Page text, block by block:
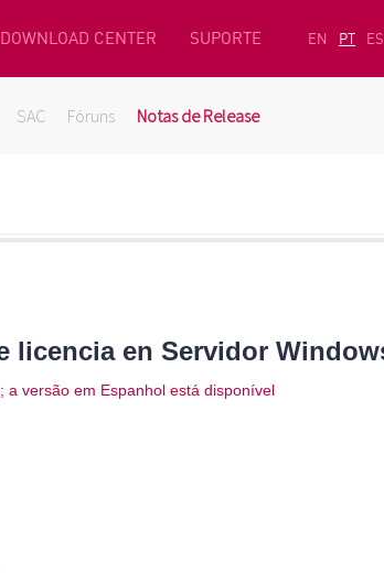
DOWNLOAD CENTER SUPORTE EN PT ES
SAC Fóruns Notas de Release